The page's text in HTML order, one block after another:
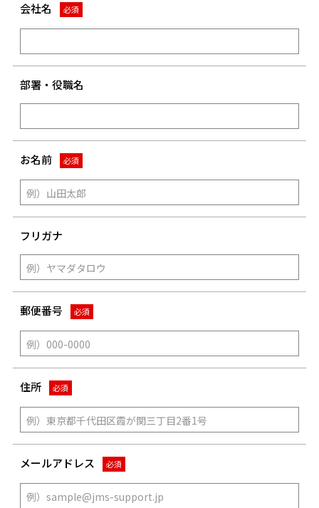
会社名 必須
部署・役職名
お名前 必須
フリガナ
郵便番号 必須
住所 必須
メールアドレス 必須